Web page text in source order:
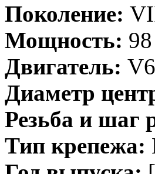
Поколение:
Мощность:
Двигатель:
Диаметр
Резьба и шаг
Тип крепежа: